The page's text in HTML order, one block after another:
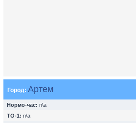
Город: Артем
Нормо-час: n\a
ТО-1: n\a